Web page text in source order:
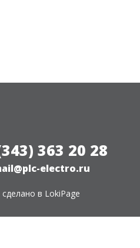
363 20 28
electro.ru
сделано в LokiPage